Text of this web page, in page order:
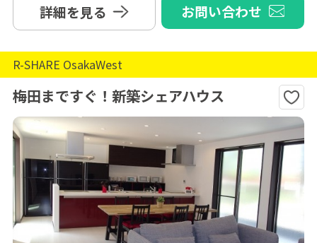
詳細を見る お問い合わせ
R-SHARE OsakaWest
梅田まですぐ！新築シェアハウス